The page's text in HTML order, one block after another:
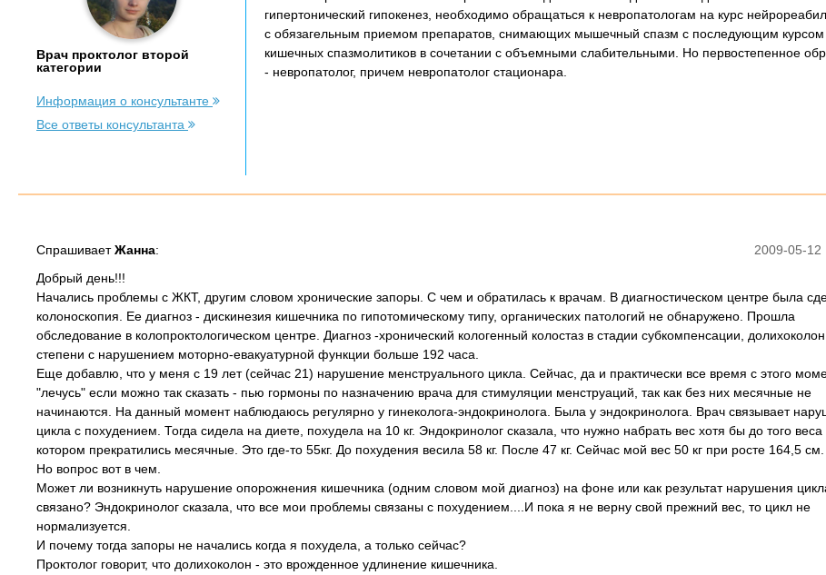
Врач проктолог второй
категории
Информация о консультанте
Все ответы консультанта
гипертонический гипокенез, необходимо обращаться к невропатологам на курс
с обязагельным приемом препаратов, снимающих мышечный спазм с последующим курсом
кишечных спазмолитиков в сочетании с объемными слабительными. Но первостепенное
- невропатолог, причем невропатолог стационара.
2009-05-12
СпрашиваетЖанна:
Добрый день!!!
Начались проблемы с ЖКТ, другим словом хронические запоры. С чем и обратилась к врачам. В диагностическом центре была
колоноскопия. Ее диагноз - дискинезия кишечника по гипотомическому типу, органических патологий не обнаружено. Прошла
обследование в колопроктологическом центре. Диагноз -хронический кологенный колостаз в стадии субкомпенсации,
степени с нарушением моторно-евакуатурной функции больше 192 часа.
Еще добавлю, что у меня с 19 лет (сейчас 21) нарушение менструального цикла. Сейчас, да и практически все время с этого
"лечусь" если можно так сказать - пью гормоны по назначению врача для стимуляции менструаций, так как без них месячные не
начинаются. На данный момент наблюдаюсь регулярно у гинеколога-эндокринолога. Была у эндокринолога. Врач связывает
цикла с похудением. Тогда сидела на диете, похудела на 10 кг. Эндокринолог сказала, что нужно набрать вес хотя бы до того веса
котором прекратились месячные. Это где-то 55кг. До похудения весила 58 кг. После 47 кг. Сейчас мой вес 50 кг при росте 164,5 см.
Но вопрос вот в чем.
Может ли возникнуть нарушение опорожнения кишечника (одним словом мой диагноз) на фоне или как результат нарушения
связано? Эндокринолог сказала, что все мои проблемы связаны с похудением....И пока я не верну свой прежний вес, то цикл не
нормализуется.
И почему тогда запоры не начались когда я похудела, а только сейчас?
Проктолог говорит, что долихоколон - это врожденное удлинение кишечника.